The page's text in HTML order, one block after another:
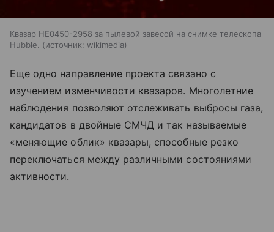
Квазар HE0450-2958 за пылевой завесой на снимке телескопа
Hubble.
источник: wikimedia
Еще одно направление проекта связано с
изучением изменчивости квазаров. Многолетние
наблюдения позволяют отслеживать выбросы газа,
кандидатов в двойные СМЧД и так называемые
«меняющие облик» квазары, способные резко
переключаться между различными состояниями
активности.